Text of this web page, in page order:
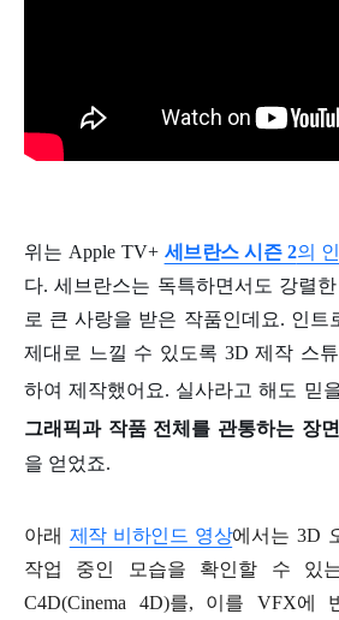
위는 Apple TV+ 세브란스 시즌 2의
다. 세브란스는 독특하면서도 강렬
로 큰 사랑을 받은 작품인데요. 인트
제대로 느낄 수 있도록 3D 제작 스
하여 제작했어요. 실사라고 해도 믿
그래픽과 작품 전체를 관통하는 장
을 얻었죠.
아래 제작 비하인드 영상에서는 3D
작업 중인 모습을 확인할 수 있
C4D(Cinema 4D)를, 이를 VFX에